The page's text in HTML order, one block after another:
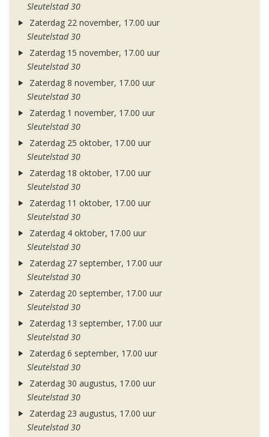
Sleutelstad 30
Zaterdag 22 november, 17.00 uur
Sleutelstad 30
Zaterdag 15 november, 17.00 uur
Sleutelstad 30
Zaterdag 8 november, 17.00 uur
Sleutelstad 30
Zaterdag 1 november, 17.00 uur
Sleutelstad 30
Zaterdag 25 oktober, 17.00 uur
Sleutelstad 30
Zaterdag 18 oktober, 17.00 uur
Sleutelstad 30
Zaterdag 11 oktober, 17.00 uur
Sleutelstad 30
Zaterdag 4 oktober, 17.00 uur
Sleutelstad 30
Zaterdag 27 september, 17.00 uur
Sleutelstad 30
Zaterdag 20 september, 17.00 uur
Sleutelstad 30
Zaterdag 13 september, 17.00 uur
Sleutelstad 30
Zaterdag 6 september, 17.00 uur
Sleutelstad 30
Zaterdag 30 augustus, 17.00 uur
Sleutelstad 30
Zaterdag 23 augustus, 17.00 uur
Sleutelstad 30